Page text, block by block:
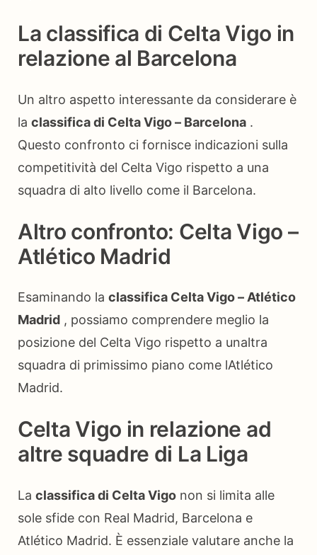
La classifica di Celta Vigo in
relazione al Barcelona
Un altro aspetto interessante da considerare è
la classifica di Celta Vigo – Barcelona .
Questo confronto ci fornisce indicazioni sulla
competitività del Celta Vigo rispetto a una
squadra di alto livello come il Barcelona.
Altro confronto: Celta Vigo –
Atlético Madrid
Esaminando la classifica Celta Vigo – Atlético
Madrid , possiamo comprendere meglio la
posizione del Celta Vigo rispetto a unaltra
squadra di primissimo piano come lAtlético
Madrid.
Celta Vigo in relazione ad
altre squadre di La Liga
La classifica di Celta Vigo non si limita alle
sole sfide con Real Madrid, Barcelona e
Atlético Madrid. È essenziale valutare anche la